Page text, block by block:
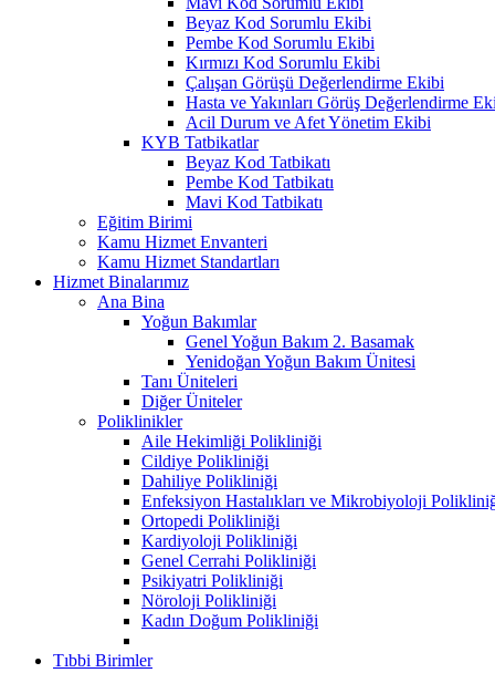
Beyaz Kod Sorumlu Ekibi
Pembe Kod Sorumlu Ekibi
Kırmızı Kod Sorumlu Ekibi
Çalışan Görüşü Değerlendirme Ekibi
Hasta ve Yakınları Görüş Değerlendirme
Acil Durum ve Afet Yönetim Ekibi
KYB Tatbikatlar
Beyaz Kod Tatbikatı
Pembe Kod Tatbikatı
Mavi Kod Tatbikatı
Eğitim Birimi
Kamu Hizmet Envanteri
Kamu Hizmet Standartları
Hizmet Binalarımız
Ana Bina
Yoğun Bakımlar
Genel Yoğun Bakım 2. Basamak
Yenidoğan Yoğun Bakım Ünitesi
Tanı Üniteleri
Diğer Üniteler
Poliklinikler
Aile Hekimliği Polikliniği
Cildiye Polikliniği
Dahiliye Polikliniği
Enfeksiyon Hastalıkları ve Mikrobiyoloji
Ortopedi Polikliniği
Kardiyoloji Polikliniği
Genel Cerrahi Polikliniği
Psikiyatri Polikliniği
Nöroloji Polikliniği
Kadın Doğum Polikliniği
Tıbbi Birimler